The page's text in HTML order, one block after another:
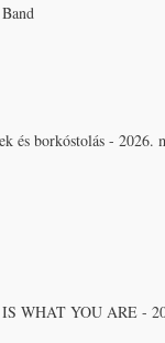
és borkóstolás - 2026.
WHAT YOU ARE -